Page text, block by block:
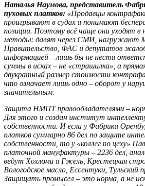
Наталья Наумова, представитель
пуховых платков: «Продавцы
проигрывают в судах и понимают
позиции. Поэтому всё чаще они уходят в
методы: давят через СМИ, нагружают
Правительство, ФАС и депутатов
информацией – лишь бы не нести
суммы в исках – не «страшилка», а
двукратный размер стоимости
что означает лишь одно – оборот у
значительным.
Защита НМПТ правообладателями –
Для этого и создан институт
собственности. И если у Фабрики
платков суммарно 86 дел по защите
собственности, то у «коллег по цеху»
платочной мануфактуры – 2236 дел,
ведут Хохлома и Гжель, Крестецкая
Вологодское масло, Ессентуки, Тульский
Защищать промысел – это норма, а не